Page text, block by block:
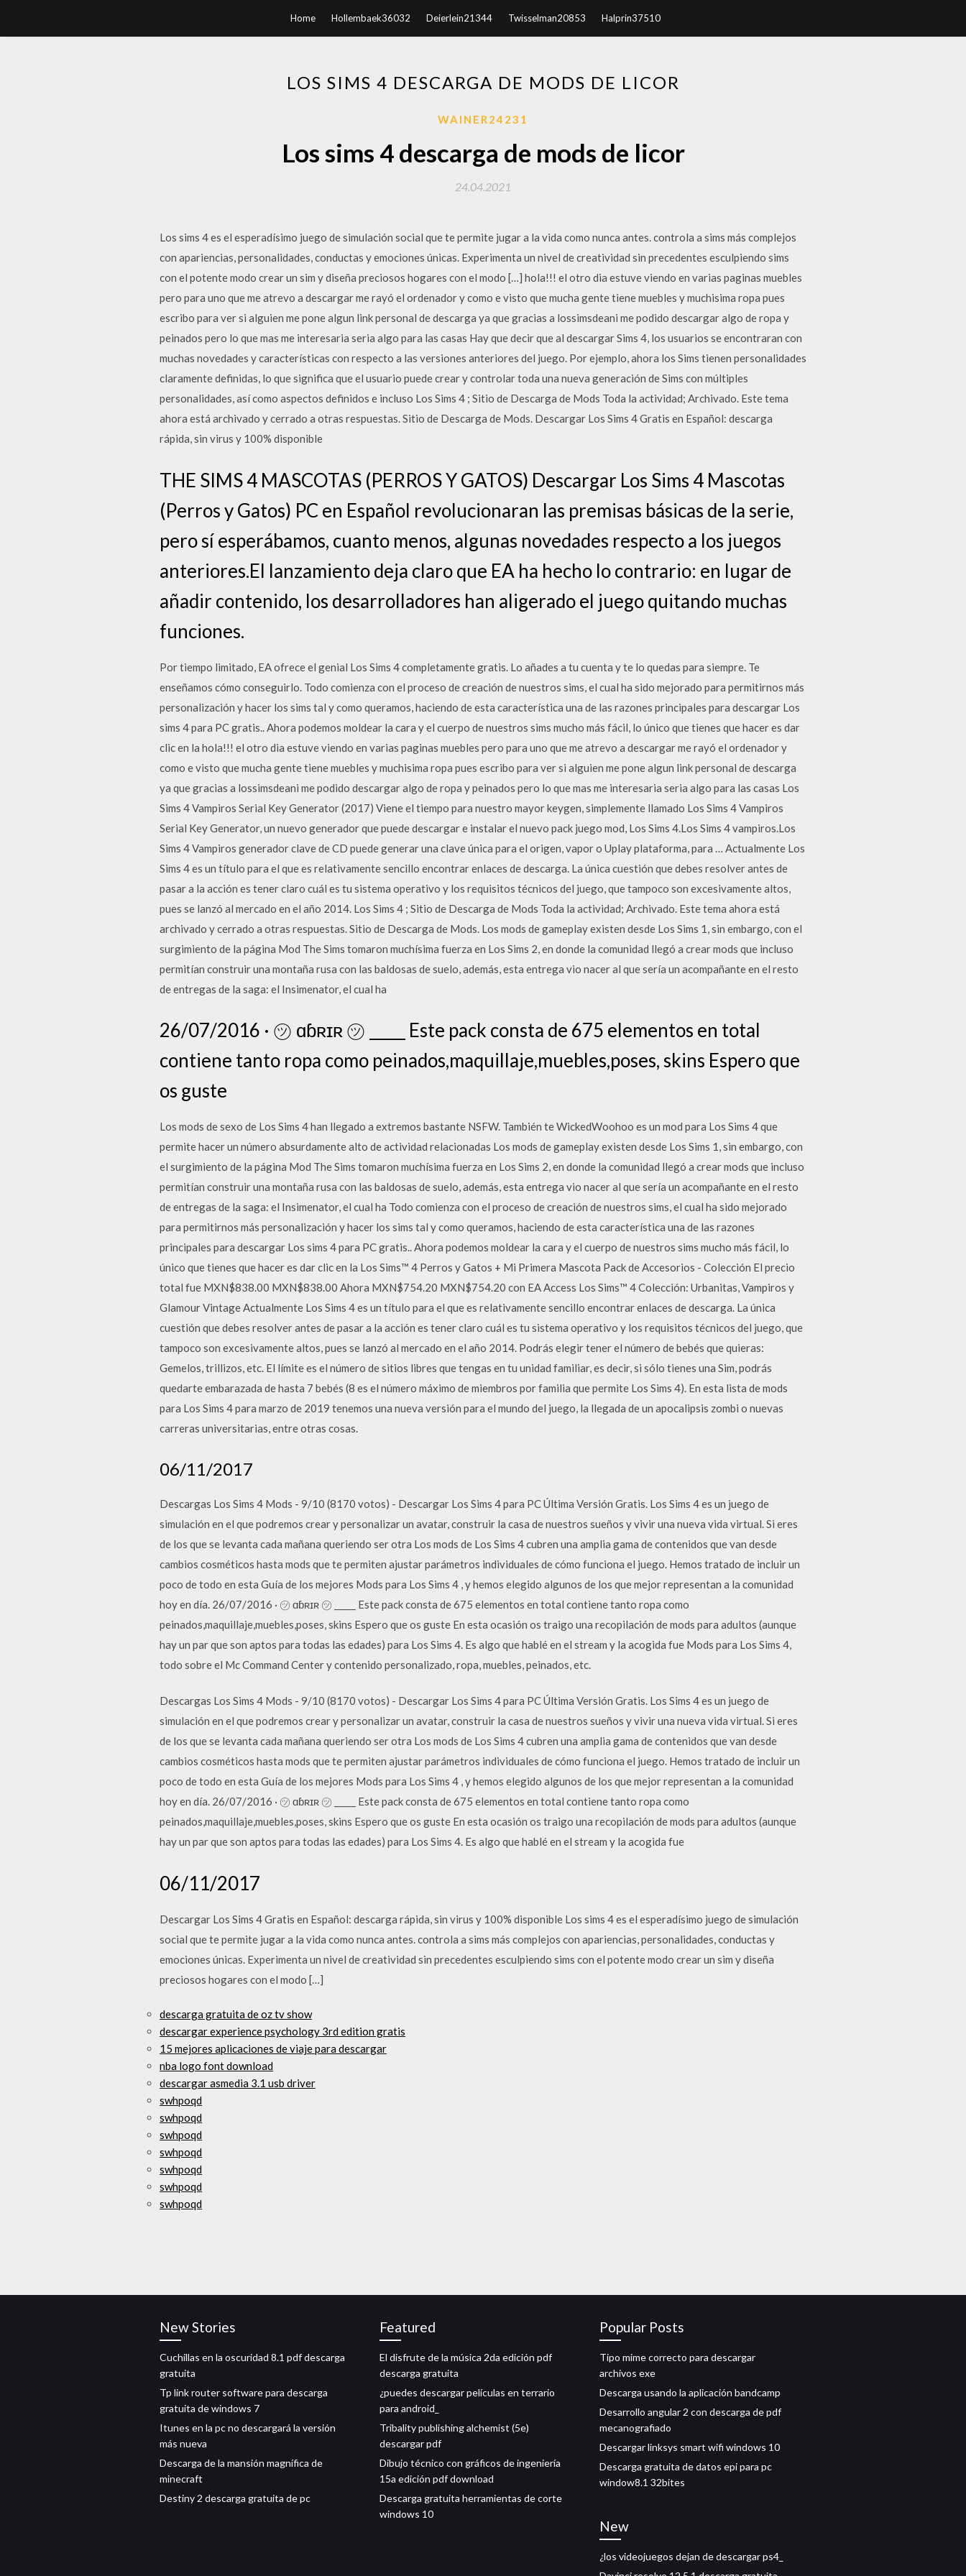
Home Hollembaek36032 Deierlein21344 Twisselman20853 Halprin37510
LOS SIMS 4 DESCARGA DE MODS DE LICOR
WAINER24231
Los sims 4 descarga de mods de licor
24.04.2021
Los sims 4 es el esperadísimo juego de simulación social que te permite jugar a la vida como nunca antes. controla a sims más complejos
con apariencias, personalidades, conductas y emociones únicas. Experimenta un nivel de creatividad sin precedentes esculpiendo sims
con el potente modo crear un sim y diseña preciosos hogares con el modo […] hola!!! el otro dia estuve viendo en varias paginas muebles
pero para uno que me atrevo a descargar me rayó el ordenador y como e visto que mucha gente tiene muebles y muchisima ropa pues
escribo para ver si alguien me pone algun link personal de descarga ya que gracias a lossimsdeani me podido descargar algo de ropa y
peinados pero lo que mas me interesaria seria algo para las casas Hay que decir que al descargar Sims 4, los usuarios se encontraran con
muchas novedades y características con respecto a las versiones anteriores del juego. Por ejemplo, ahora los Sims tienen personalidades
claramente definidas, lo que significa que el usuario puede crear y controlar toda una nueva generación de Sims con múltiples
personalidades, así como aspectos definidos e incluso Los Sims 4 ; Sitio de Descarga de Mods Toda la actividad; Archivado. Este tema
ahora está archivado y cerrado a otras respuestas. Sitio de Descarga de Mods. Descargar Los Sims 4 Gratis en Español: descarga
rápida, sin virus y 100% disponible
THE SIMS 4 MASCOTAS (PERROS Y GATOS) Descargar Los Sims 4 Mascotas
(Perros y Gatos) PC en Español revolucionaran las premisas básicas de la serie,
pero sí esperábamos, cuanto menos, algunas novedades respecto a los juegos
anteriores.El lanzamiento deja claro que EA ha hecho lo contrario: en lugar de
añadir contenido, los desarrolladores han aligerado el juego quitando muchas
funciones.
Por tiempo limitado, EA ofrece el genial Los Sims 4 completamente gratis. Lo añades a tu cuenta y te lo quedas para siempre. Te
enseñamos cómo conseguirlo. Todo comienza con el proceso de creación de nuestros sims, el cual ha sido mejorado para permitirnos más
personalización y hacer los sims tal y como queramos, haciendo de esta característica una de las razones principales para descargar Los
sims 4 para PC gratis.. Ahora podemos moldear la cara y el cuerpo de nuestros sims mucho más fácil, lo único que tienes que hacer es dar
clic en la hola!!! el otro dia estuve viendo en varias paginas muebles pero para uno que me atrevo a descargar me rayó el ordenador y
como e visto que mucha gente tiene muebles y muchisima ropa pues escribo para ver si alguien me pone algun link personal de descarga
ya que gracias a lossimsdeani me podido descargar algo de ropa y peinados pero lo que mas me interesaria seria algo para las casas Los
Sims 4 Vampiros Serial Key Generator (2017) Viene el tiempo para nuestro mayor keygen, simplemente llamado Los Sims 4 Vampiros
Serial Key Generator, un nuevo generador que puede descargar e instalar el nuevo pack juego mod, Los Sims 4.Los Sims 4 vampiros.Los
Sims 4 Vampiros generador clave de CD puede generar una clave única para el origen, vapor o Uplay plataforma, para … Actualmente Los
Sims 4 es un título para el que es relativamente sencillo encontrar enlaces de descarga. La única cuestión que debes resolver antes de
pasar a la acción es tener claro cuál es tu sistema operativo y los requisitos técnicos del juego, que tampoco son excesivamente altos,
pues se lanzó al mercado en el año 2014. Los Sims 4 ; Sitio de Descarga de Mods Toda la actividad; Archivado. Este tema ahora está
archivado y cerrado a otras respuestas. Sitio de Descarga de Mods. Los mods de gameplay existen desde Los Sims 1, sin embargo, con el
surgimiento de la página Mod The Sims tomaron muchísima fuerza en Los Sims 2, en donde la comunidad llegó a crear mods que incluso
permitían construir una montaña rusa con las baldosas de suelo, además, esta entrega vio nacer al que sería un acompañante en el resto
de entregas de la saga: el Insimenator, el cual ha
26/07/2016 · ㋡ ɑɓʀɪʀ ㋡ _____ Este pack consta de 675 elementos en total
contiene tanto ropa como peinados,maquillaje,muebles,poses, skins Espero que
os guste
Los mods de sexo de Los Sims 4 han llegado a extremos bastante NSFW. También te WickedWoohoo es un mod para Los Sims 4 que
permite hacer un número absurdamente alto de actividad relacionadas Los mods de gameplay existen desde Los Sims 1, sin embargo, con
el surgimiento de la página Mod The Sims tomaron muchísima fuerza en Los Sims 2, en donde la comunidad llegó a crear mods que incluso
permitían construir una montaña rusa con las baldosas de suelo, además, esta entrega vio nacer al que sería un acompañante en el resto
de entregas de la saga: el Insimenator, el cual ha Todo comienza con el proceso de creación de nuestros sims, el cual ha sido mejorado
para permitirnos más personalización y hacer los sims tal y como queramos, haciendo de esta característica una de las razones
principales para descargar Los sims 4 para PC gratis.. Ahora podemos moldear la cara y el cuerpo de nuestros sims mucho más fácil, lo
único que tienes que hacer es dar clic en la Los Sims™ 4 Perros y Gatos + Mi Primera Mascota Pack de Accesorios - Colección El precio
total fue MXN$838.00 MXN$838.00 Ahora MXN$754.20 MXN$754.20 con EA Access Los Sims™ 4 Colección: Urbanitas, Vampiros y
Glamour Vintage Actualmente Los Sims 4 es un título para el que es relativamente sencillo encontrar enlaces de descarga. La única
cuestión que debes resolver antes de pasar a la acción es tener claro cuál es tu sistema operativo y los requisitos técnicos del juego, que
tampoco son excesivamente altos, pues se lanzó al mercado en el año 2014. Podrás elegir tener el número de bebés que quieras:
Gemelos, trillizos, etc. El límite es el número de sitios libres que tengas en tu unidad familiar, es decir, si sólo tienes una Sim, podrás
quedarte embarazada de hasta 7 bebés (8 es el número máximo de miembros por familia que permite Los Sims 4). En esta lista de mods
para Los Sims 4 para marzo de 2019 tenemos una nueva versión para el mundo del juego, la llegada de un apocalipsis zombi o nuevas
carreras universitarias, entre otras cosas.
06/11/2017
Descargas Los Sims 4 Mods - 9/10 (8170 votos) - Descargar Los Sims 4 para PC Última Versión Gratis. Los Sims 4 es un juego de
simulación en el que podremos crear y personalizar un avatar, construir la casa de nuestros sueños y vivir una nueva vida virtual. Si eres
de los que se levanta cada mañana queriendo ser otra Los mods de Los Sims 4 cubren una amplia gama de contenidos que van desde
cambios cosméticos hasta mods que te permiten ajustar parámetros individuales de cómo funciona el juego. Hemos tratado de incluir un
poco de todo en esta Guía de los mejores Mods para Los Sims 4 , y hemos elegido algunos de los que mejor representan a la comunidad
hoy en día. 26/07/2016 · ㋡ ɑɓʀɪʀ ㋡ _____ Este pack consta de 675 elementos en total contiene tanto ropa como
peinados,maquillaje,muebles,poses, skins Espero que os guste En esta ocasión os traigo una recopilación de mods para adultos (aunque
hay un par que son aptos para todas las edades) para Los Sims 4. Es algo que hablé en el stream y la acogida fue Mods para Los Sims 4,
todo sobre el Mc Command Center y contenido personalizado, ropa, muebles, peinados, etc.
Descargas Los Sims 4 Mods - 9/10 (8170 votos) - Descargar Los Sims 4 para PC Última Versión Gratis. Los Sims 4 es un juego de
simulación en el que podremos crear y personalizar un avatar, construir la casa de nuestros sueños y vivir una nueva vida virtual. Si eres
de los que se levanta cada mañana queriendo ser otra Los mods de Los Sims 4 cubren una amplia gama de contenidos que van desde
cambios cosméticos hasta mods que te permiten ajustar parámetros individuales de cómo funciona el juego. Hemos tratado de incluir un
poco de todo en esta Guía de los mejores Mods para Los Sims 4 , y hemos elegido algunos de los que mejor representan a la comunidad
hoy en día. 26/07/2016 · ㋡ ɑɓʀɪʀ ㋡ _____ Este pack consta de 675 elementos en total contiene tanto ropa como
peinados,maquillaje,muebles,poses, skins Espero que os guste En esta ocasión os traigo una recopilación de mods para adultos (aunque
hay un par que son aptos para todas las edades) para Los Sims 4. Es algo que hablé en el stream y la acogida fue
06/11/2017
Descargar Los Sims 4 Gratis en Español: descarga rápida, sin virus y 100% disponible Los sims 4 es el esperadísimo juego de simulación
social que te permite jugar a la vida como nunca antes. controla a sims más complejos con apariencias, personalidades, conductas y
emociones únicas. Experimenta un nivel de creatividad sin precedentes esculpiendo sims con el potente modo crear un sim y diseña
preciosos hogares con el modo […]
descarga gratuita de oz tv show
descargar experience psychology 3rd edition gratis
15 mejores aplicaciones de viaje para descargar
nba logo font download
descargar asmedia 3.1 usb driver
swhpoqd
swhpoqd
swhpoqd
swhpoqd
swhpoqd
swhpoqd
swhpoqd
New Stories
Cuchillas en la oscuridad 8.1 pdf descarga
gratuita
Tp link router software para descarga
gratuita de windows 7
Itunes en la pc no descargará la versión
más nueva
Descarga de la mansión magnífica de
minecraft
Destiny 2 descarga gratuita de pc
Featured
El disfrute de la música 2da edición pdf
descarga gratuita
¿puedes descargar películas en terrario
para android_
Tribality publishing alchemist (5e)
descargar pdf
Dibujo técnico con gráficos de ingeniería
15a edición pdf download
Descarga gratuita herramientas de corte
windows 10
Popular Posts
Tipo mime correcto para descargar
archivos exe
Descarga usando la aplicación bandcamp
Desarrollo angular 2 con descarga de pdf
mecanografiado
Descargar linksys smart wifi windows 10
Descarga gratuita de datos epi para pc
window8.1 32bites
New
¿los videojuegos dejan de descargar ps4_